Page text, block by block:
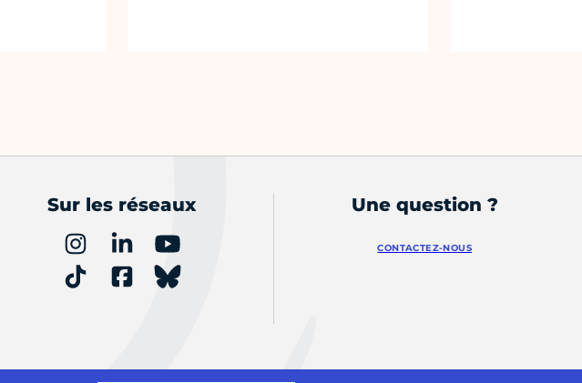
Sur les réseaux Une question ?
CONTACTEZ-NOUS